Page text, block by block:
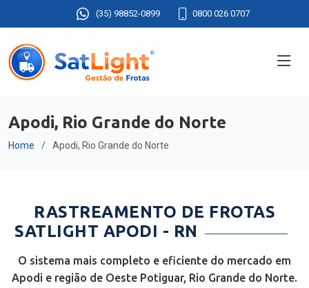
(35) 98852-0899 0800 026 0707
Apodi, Rio Grande do Norte
Home Apodi, Rio Grande do Norte
RASTREAMENTO DE FROTAS
SATLIGHT APODI - RN
O sistema mais completo e eficiente do mercado em
Apodi e região de Oeste Potiguar, Rio Grande do Norte.